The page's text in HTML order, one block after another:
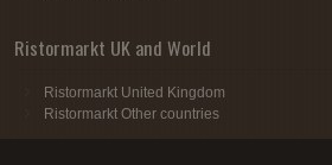
Ristormarkt UK and World
Ristormarkt United Kingdom
Ristormarkt Other countries